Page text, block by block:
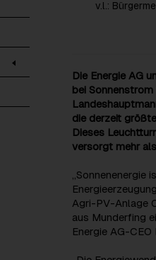
v.l.:
Die Energie AG
bei
die derzeit
Dieses
versorgt mehr
Agri-PV-Anlage
aus Munderfing
Energie AG-CEO